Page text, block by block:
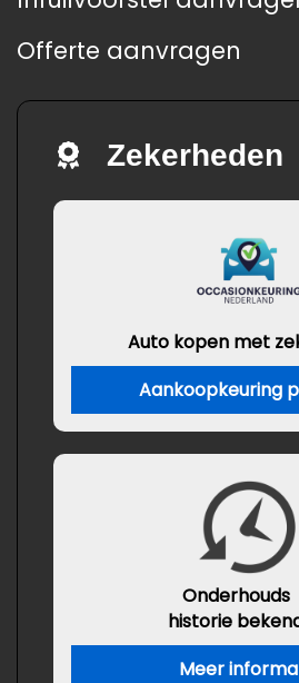
Offerte aanvragen
Zekerheden
Auto kopen met
Aankoopkeuring
Onderhouds
historie
Meer